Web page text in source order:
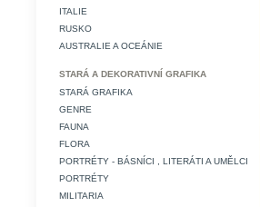
ITALIE
RUSKO
AUSTRALIE A OCEÁNIE
STARÁ A DEKORATIVNÍ GRAFIKA
STARÁ GRAFIKA
GENRE
FAUNA
FLORA
PORTRÉTY - BÁSNÍCI , LITERÁTI A UMĚLCI
PORTRÉTY
MILITARIA